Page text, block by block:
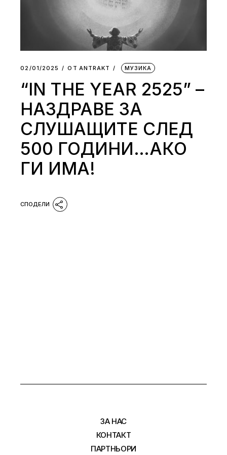
02/01/2025 ОТ АNTRAKT МУЗИКА
“IN THE YEAR 2525” –
НАЗДРАВЕ ЗА
СЛУШАЩИТЕ СЛЕД
500 ГОДИНИ…АКО
ГИ ИМА!
ЗА НАС
КОНТАКТ
ПАРТНЬОРИ